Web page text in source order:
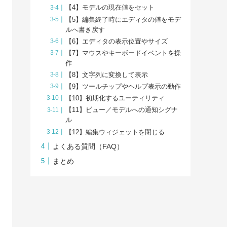
【4】モデルの現在値をセット
【5】編集終了時にエディタの値をモデ
ルへ書き戻す
【6】エディタの表示位置やサイズ
【7】マウスやキーボードイベントを操
作
【8】文字列に変換して表示
【9】ツールチップやヘルプ表示の動作
【10】初期化するユーティリティ
【11】ビュー／モデルへの通知シグナ
ル
【12】編集ウィジェットを閉じる
よくある質問（FAQ）
まとめ